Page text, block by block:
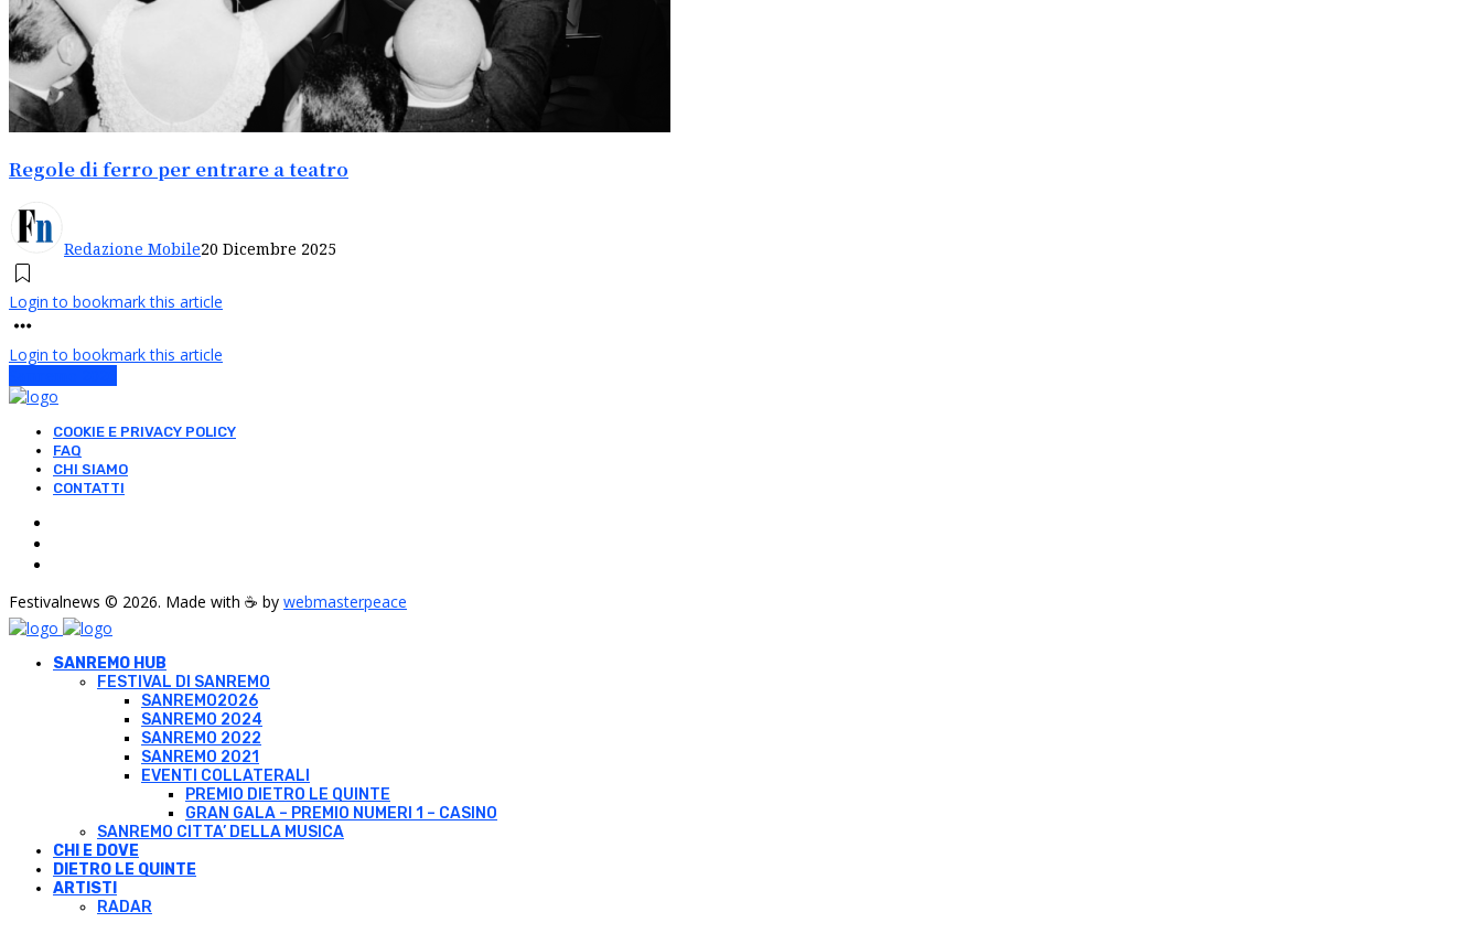
Regole di ferro per entrare a teatro
Redazione Mobile20 Dicembre 2025
Login to bookmark this article
Login to bookmark this article
COOKIE E PRIVACY POLICY
FAQ
CHI SIAMO
CONTATTI
Festivalnews © 2026. Made with ☕ by webmasterpeace
SANREMO HUB
FESTIVAL DI SANREMO
SANREMO2026
SANREMO 2024
SANREMO 2022
SANREMO 2021
EVENTI COLLATERALI
PREMIO DIETRO LE QUINTE
GRAN GALA – PREMIO NUMERI 1 – CASINO
SANREMO CITTA’ DELLA MUSICA
CHI E DOVE
DIETRO LE QUINTE
ARTISTI
RADAR